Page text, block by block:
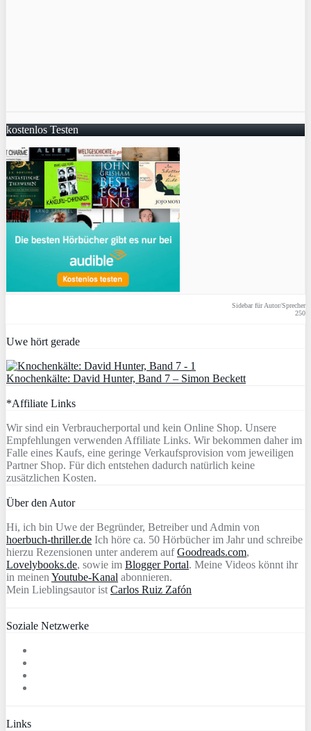
kostenlos Testen
Sidebar für Autor/Sprecher
250
Uwe hört gerade
Knochenkälte: David Hunter, Band 7 – Simon Beckett
*Affiliate Links
Wir sind ein Verbraucherportal und kein Online Shop. Unsere
Empfehlungen verwenden Affiliate Links. Wir bekommen daher im
Falle eines Kaufs, eine geringe Verkaufsprovision vom jeweiligen
Partner Shop. Für dich entstehen dadurch natürlich keine
zusätzlichen Kosten.
Über den Autor
Hi, ich bin Uwe der Begründer, Betreiber und Admin von
hoerbuch-thriller.de Ich höre ca. 50 Hörbücher im Jahr und schreibe
hierzu Rezensionen unter anderem aufGoodreads.com,
Lovelybooks.de, sowie im Blogger Portal. Meine Videos könnt ihr
in meinen Youtube-Kanal abonnieren.
Mein Lieblingsautor ist Carlos Ruiz Zafón
Soziale Netzwerke
Links